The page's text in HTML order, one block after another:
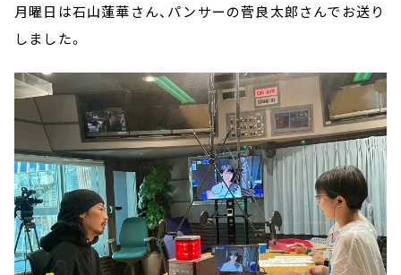
月曜日は石山蓮華さん、パンサーの菅良太郎さんでお送り
しました。